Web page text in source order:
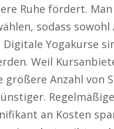
Ruhe fördert. Man
sodass sowohl
Yogakurse
Weil
Anzahl von
an Kosten